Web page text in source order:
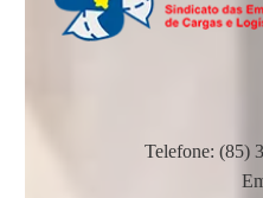
Telefone: (85)